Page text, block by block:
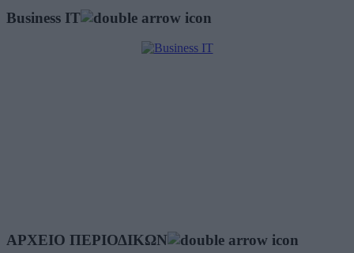
Business IT
ΑΡΧΕΙΟ ΠΕΡΙΟΔΙΚΩΝ